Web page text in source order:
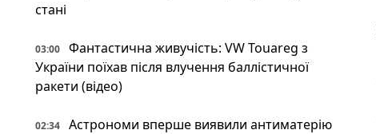
стані
03:00
Фантастична живучість: VW Touareg з
України поїхав після влучення баллістичної
ракети (відео)
02:34
Астрономи вперше виявили антиматерію